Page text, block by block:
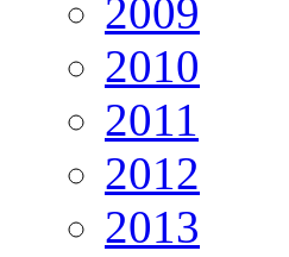
2009
2010
2011
2012
2013